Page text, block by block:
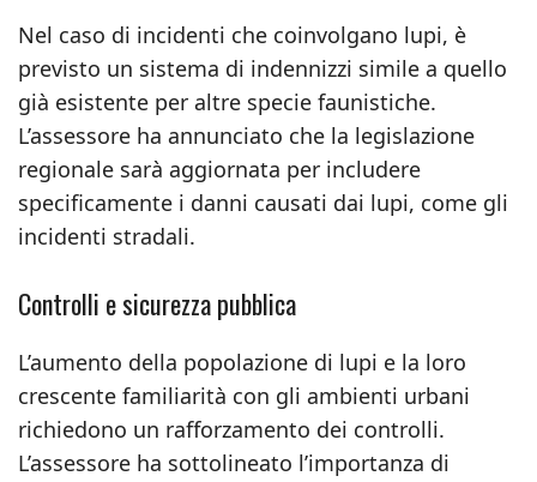
Nel caso di incidenti che coinvolgano lupi, è
previsto un sistema di indennizzi simile a quello
già esistente per altre specie faunistiche.
L’assessore ha annunciato che la legislazione
regionale sarà aggiornata per includere
specificamente i danni causati dai lupi, come gli
incidenti stradali.
Controlli e sicurezza pubblica
L’aumento della popolazione di lupi e la loro
crescente familiarità con gli ambienti urbani
richiedono un rafforzamento dei controlli.
L’assessore ha sottolineato l’importanza di